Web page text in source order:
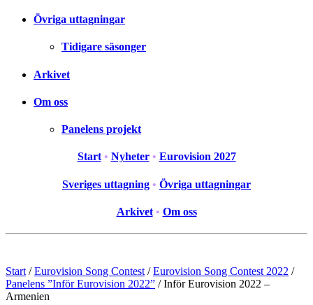
Övriga uttagningar
Tidigare säsonger
Arkivet
Om oss
Panelens projekt
Start • Nyheter • Eurovision 2027
Sveriges uttagning • Övriga uttagningar
Arkivet • Om oss
Start / Eurovision Song Contest / Eurovision Song Contest 2022 /
Panelens ”Inför Eurovision 2022” / Inför Eurovision 2022 –
Armenien